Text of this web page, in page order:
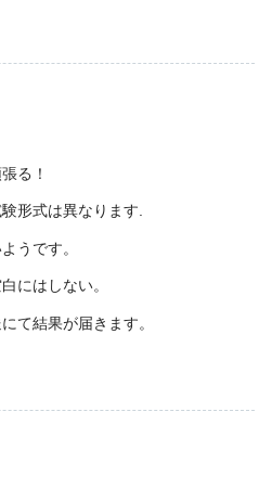
る！
形式は異なります.
うです。
にはしない。
て結果が届きます。